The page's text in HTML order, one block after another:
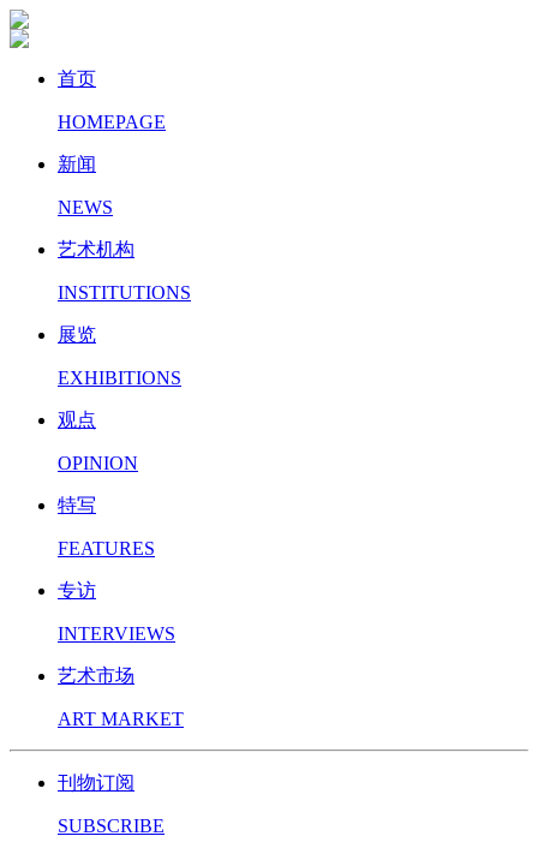
首页
HOMEPAGE
新闻
NEWS
艺术机构
INSTITUTIONS
展览
EXHIBITIONS
观点
OPINION
特写
FEATURES
专访
INTERVIEWS
艺术市场
ART MARKET
刊物订阅
SUBSCRIBE